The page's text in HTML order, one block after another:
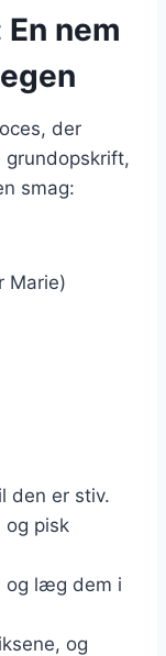
nem
der
smag:
Marie)
den er stiv.
og pisk
og læg dem i
og